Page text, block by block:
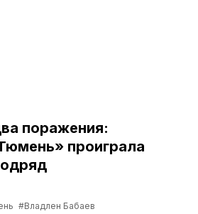
поражения:
проиграла
#Владлен Бабаев